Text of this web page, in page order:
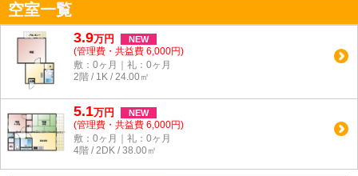
空室一覧
3.9万円 NEW
(管理費・共益費 6,000円)
敷：0ヶ月｜礼：0ヶ月
2階 / 1K / 24.00㎡
5.1万円 NEW
(管理費・共益費 6,000円)
敷：0ヶ月｜礼：0ヶ月
4階 / 2DK / 38.00㎡